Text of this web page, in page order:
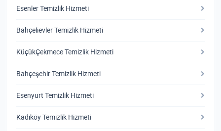
Esenler Temizlik Hizmeti
Bahçelievler Temizlik Hizmeti
KüçükÇekmece Temizlik Hizmeti
Bahçeşehir Temizlik Hizmeti
Esenyurt Temizlik Hizmeti
Kadıköy Temizlik Hizmeti